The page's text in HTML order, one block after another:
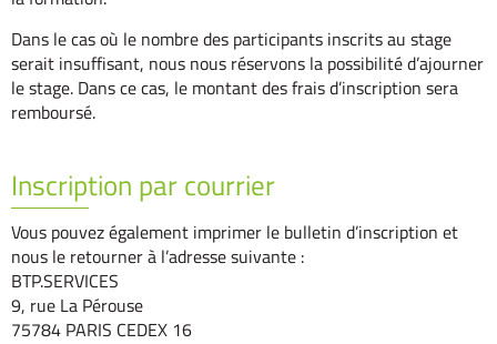
Dans le cas où le nombre des participants inscrits au stage
serait insuffisant, nous nous réservons la possibilité d’ajourner
le stage. Dans ce cas, le montant des frais d’inscription sera
remboursé.
Inscription par courrier
Vous pouvez également imprimer le bulletin d’inscription et
nous le retourner à l’adresse suivante :
BTP.SERVICES
9, rue La Pérouse
75784 PARIS CEDEX 16